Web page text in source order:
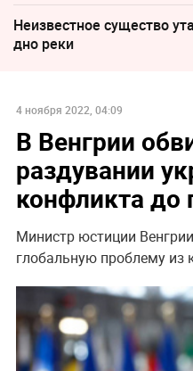
Неизвестное существо
дно реки
4 ноября 2022, 04:09
В Венгрии
раздувании
конфликта до
Министр юстиции
глобальную проблему из